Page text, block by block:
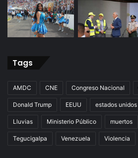
Tags
AMDC CNE Congreso Nacional
Donald Trump EEUU estados unidos
Lluvias Ministerio Público muertos
Tegucigalpa Venezuela Violencia